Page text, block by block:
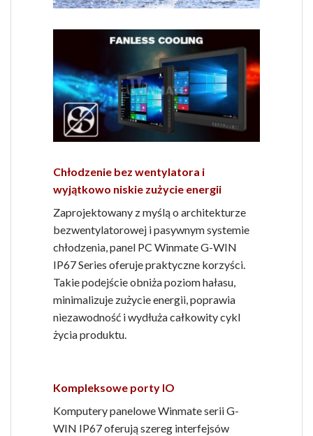
Chłodzenie bez wentylatora i
wyjątkowo niskie zużycie energii
Zaprojektowany z myślą o architekturze
bezwentylatorowej i pasywnym systemie
chłodzenia, panel PC Winmate G-WIN
IP67 Series oferuje praktyczne korzyści.
Takie podejście obniża poziom hałasu,
minimalizuje zużycie energii, poprawia
niezawodność i wydłuża całkowity cykl
życia produktu.
Kompleksowe porty IO
Komputery panelowe Winmate serii G-
WIN IP67 oferują szereg interfejsów